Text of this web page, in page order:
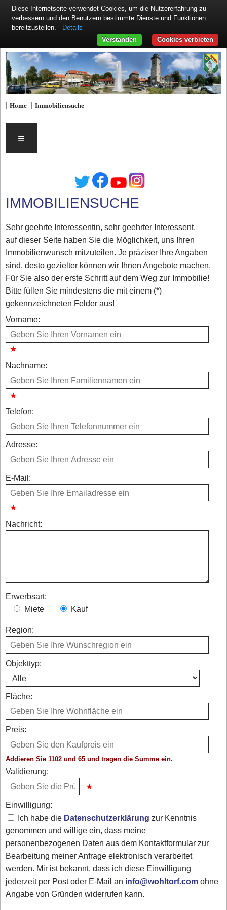
|Home |Immobiliensuche
≡
IMMOBILIENSUCHE
Sehr geehrte Interessentin, sehr geehrter Interessent,
auf dieser Seite haben Sie die Möglichkeit, uns Ihren
Immobilienwunsch mitzuteilen. Je präziser Ihre Angaben
sind, desto gezielter können wir Ihnen Angebote machen.
Für Sie also der erste Schritt auf dem Weg zur Immobilie!
Bitte füllen Sie mindestens die mit einem (*)
gekennzeichneten Felder aus!
Vorname:
Nachname:
Telefon:
Adresse:
E-Mail:
Nachricht:
Erwerbsart:
Miete
Kauf
Region:
Objekttyp:
Fläche:
Preis:
Addieren Sie 1102 und 65 und tragen die Summe ein.
Validierung:
Einwilligung:
Ich habe die Datenschutzerklärung zur Kenntnis
genommen und willige ein, dass meine
personenbezogenen Daten aus dem Kontaktformular zur
Bearbeitung meiner Anfrage elektronisch verarbeitet
werden. Mir ist bekannt, dass ich diese Einwilligung
jederzeit per Post oder E-Mail an info@wohltorf.comohne
Angabe von Gründen widerrufen kann.
Diese Internetseite verwendet Cookies, um die Nutzererfahrung zu
verbessern und den Benutzern bestimmte Dienste und Funktionen
bereitzustellen.
Details
Cookies verbieten
Verstanden